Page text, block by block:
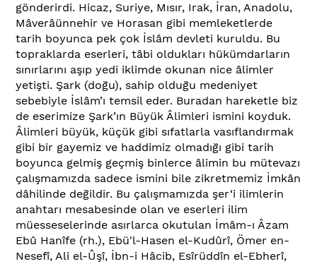
gönderirdi. Hicaz, Suriye, Mısır, Irak, İran, Anadolu,
Mâverâünnehir ve Horasan gibi memleketlerde
tarih boyunca pek çok İslâm devleti kuruldu. Bu
topraklarda eserleri, tâbi oldukları hükümdarların
sınırlarını aşıp yedi iklimde okunan nice âlimler
yetişti. Şark (doğu), sahip olduğu medeniyet
sebebiyle İslâm’ı temsil eder. Buradan hareketle biz
de eserimize Şark’ın Büyük Âlimleri ismini koyduk.
Âlimleri büyük, küçük gibi sıfatlarla vasıflandırmak
gibi bir gayemiz ve haddimiz olmadığı gibi tarih
boyunca gelmiş geçmiş binlerce âlimin bu mütevazı
çalışmamızda sadece ismini bile zikretmemiz İmkân
dâhilinde değildir. Bu çalışmamızda şer‘i ilimlerin
anahtarı mesabesinde olan ve eserleri ilim
müesseselerinde asırlarca okutulan İmâm-ı Âzam
Ebû Hanîfe (rh.), Ebü'l-Hasen el-Kudûrî, Ömer en-
Nesefî, Ali el-Ûşî, İbn-i Hâcib, Esîrüddîn el-Ebherî,